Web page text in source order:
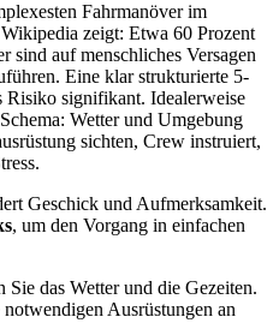
Fahrmanöver im
zeigt: Etwa 60 Prozent
sind auf menschliches Versagen
Eine klar strukturierte 5-
Risiko signifikant. Idealerweise
Wetter und Umgebung
sichten, Crew instruiert,
Geschick und Aufmerksamkeit.
, um den Vorgang in einfachen
Sie das Wetter und die Gezeiten.
notwendigen Ausrüstungen an